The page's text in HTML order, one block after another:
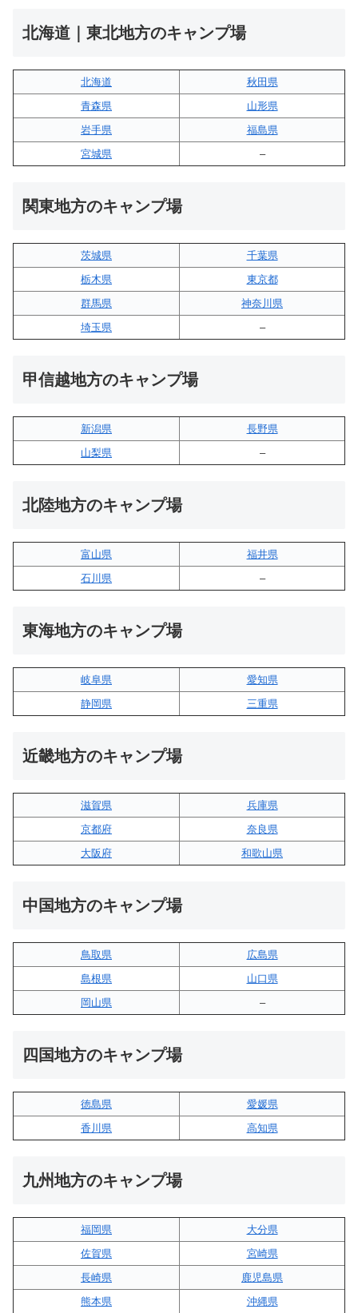
北海道｜東北地方のキャンプ場
北海道
秋田県
青森県
山形県
岩手県
福島県
宮城県
–
関東地方のキャンプ場
茨城県
千葉県
栃木県
東京都
群馬県
神奈川県
埼玉県
–
甲信越地方のキャンプ場
新潟県
長野県
山梨県
–
北陸地方のキャンプ場
富山県
福井県
石川県
–
東海地方のキャンプ場
岐阜県
愛知県
静岡県
三重県
近畿地方のキャンプ場
滋賀県
兵庫県
京都府
奈良県
大阪府
和歌山県
中国地方のキャンプ場
鳥取県
広島県
島根県
山口県
岡山県
–
四国地方のキャンプ場
徳島県
愛媛県
香川県
高知県
九州地方のキャンプ場
福岡県
大分県
佐賀県
宮崎県
長崎県
鹿児島県
熊本県
沖縄県